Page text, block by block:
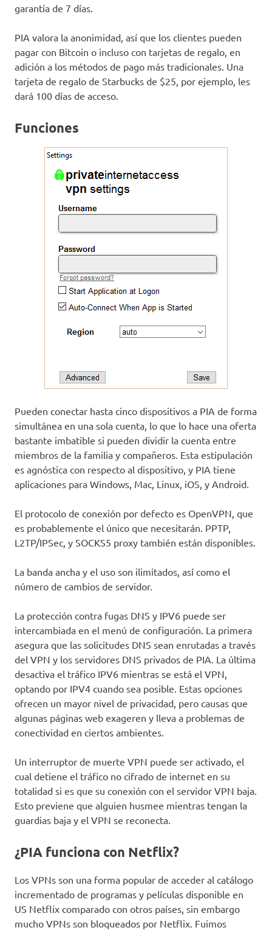
garantía de 7 días.
PIA valora la anonimidad, así que los clientes pueden
pagar con Bitcoin o incluso con tarjetas de regalo, en
adición a los métodos de pago más tradicionales. Una
tarjeta de regalo de Starbucks de $25, por ejemplo, les
dará 100 días de acceso.
Funciones
Pueden conectar hasta cinco dispositivos a PIA de forma
simultánea en una sola cuenta, lo que lo hace una oferta
bastante imbatible si pueden dividir la cuenta entre
miembros de la familia y compañeros. Esta estipulación
es agnóstica con respecto al dispositivo, y PIA tiene
aplicaciones para Windows, Mac, Linux, iOS, y Android.
El protocolo de conexión por defecto es OpenVPN, que
es probablemente el único que necesitarán. PPTP,
L2TP/IPSec, y SOCKS5 proxy también están disponibles.
La banda ancha y el uso son ilimitados, así como el
número de cambios de servidor.
La protección contra fugas DNS y IPV6 puede ser
intercambiada en el menú de configuración. La primera
asegura que las solicitudes DNS sean enrutadas a través
del VPN y los servidores DNS privados de PIA. La última
desactiva el tráfico IPV6 mientras se está el VPN,
optando por IPV4 cuando sea posible. Estas opciones
ofrecen un mayor nivel de privacidad, pero causas que
algunas páginas web exageren y lleva a problemas de
conectividad en ciertos ambientes.
Un interruptor de muerte VPN puede ser activado, el
cual detiene el tráfico no cifrado de internet en su
totalidad si es que su conexión con el servidor VPN baja.
Esto previene que alguien husmee mientras tengan la
guardias baja y el VPN se reconecta.
¿PIA funciona con Netflix?
Los VPNs son una forma popular de acceder al catálogo
incrementado de programas y películas disponible en
US Netflix comparado con otros países, sin embargo
mucho VPNs son bloqueados por Netflix. Fuimos